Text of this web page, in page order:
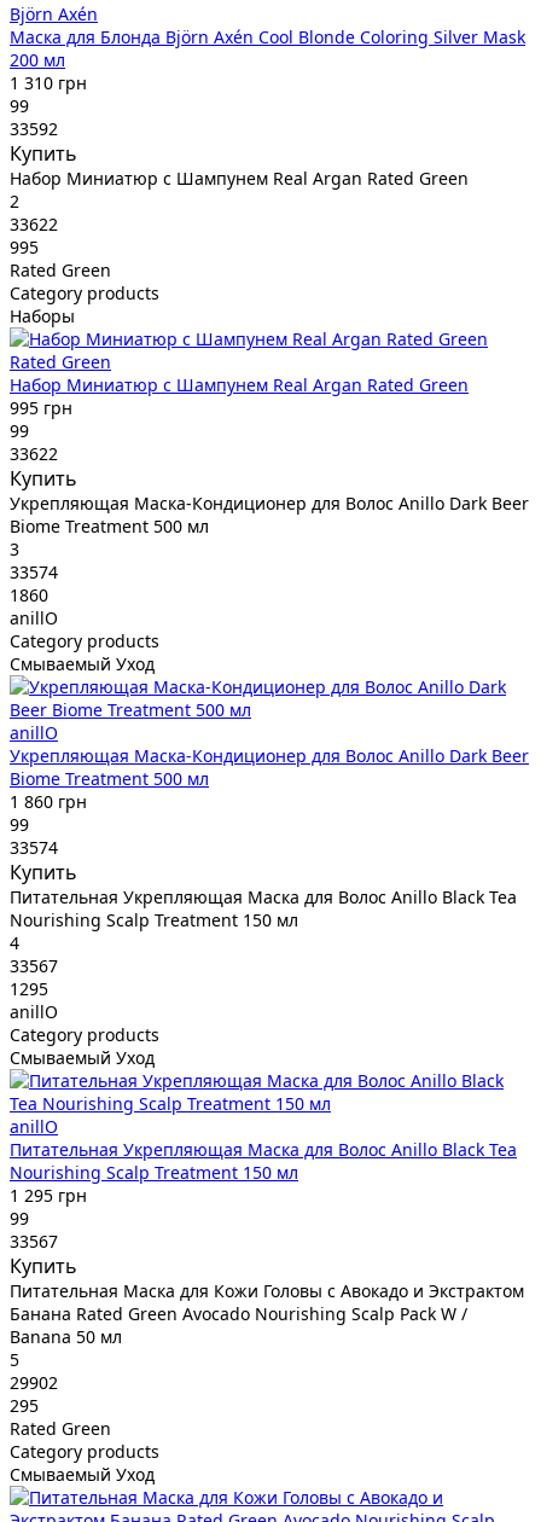
Björn Axén
Маска для Блонда Björn Axén Cool Blonde Coloring Silver Mask
200 мл
1 310 грн
99
33592
Купить
Набор Миниатюр с Шампунем Real Argan Rated Green
2
33622
995
Rated Green
Category products
Наборы
Rated Green
Набор Миниатюр с Шампунем Real Argan Rated Green
995 грн
99
33622
Купить
Укрепляющая Маска-Кондиционер для Волос Anillo Dark Beer
Biome Treatment 500 мл
3
33574
1860
anillO
Category products
Смываемый Уход
anillO
Укрепляющая Маска-Кондиционер для Волос Anillo Dark Beer
Biome Treatment 500 мл
1 860 грн
99
33574
Купить
Питательная Укрепляющая Маска для Волос Anillo Black Tea
Nourishing Scalp Treatment 150 мл
4
33567
1295
anillO
Category products
Смываемый Уход
anillO
Питательная Укрепляющая Маска для Волос Anillo Black Tea
Nourishing Scalp Treatment 150 мл
1 295 грн
99
33567
Купить
Питательная Маска для Кожи Головы с Авокадо и Экстрактом
Банана Rated Green Avocado Nourishing Scalp Pack W /
Banana 50 мл
5
29902
295
Rated Green
Category products
Смываемый Уход